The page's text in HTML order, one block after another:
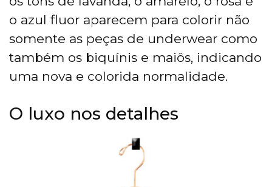
o azul fluor aparecem para colorir não
somente as peças de underwear como
também os biquínis e maiôs, indicando
uma nova e colorida normalidade.
O luxo nos detalhes